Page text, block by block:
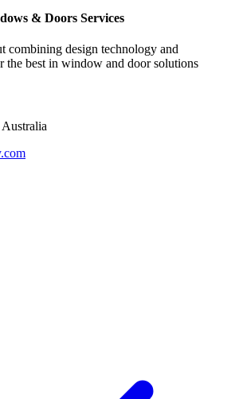
& Doors Services
combining design technology and
the best in window and door solutions